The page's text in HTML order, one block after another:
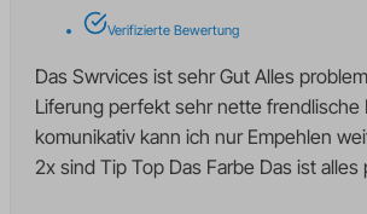
Verifizierte Bewertung
Das Swrvices ist sehr Gut Alles
Liferung perfekt sehr nette
komunikativ kann ich nur Empehlen
2x sind Tip Top Das Farbe Das ist alles
www.google-analytics.com
kconsent
litespeed_qc_hide_banner
marketing_cookies
moeclid